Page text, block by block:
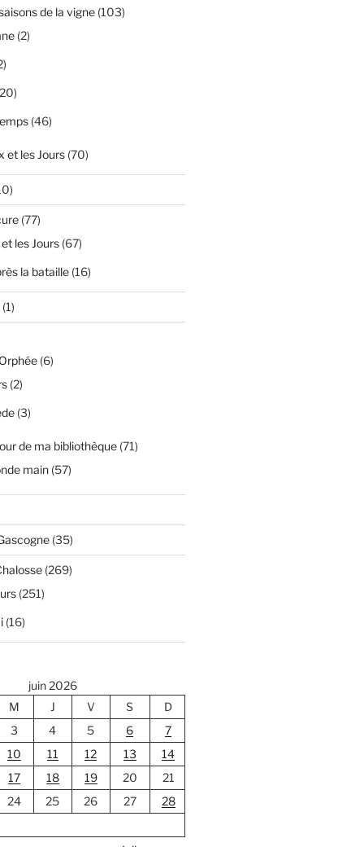
de la vigne(103)
(2)
(46)
et les Jours(70)
(77)
les Jours(67)
la bataille(16)
(1)
(6)
(2)
(3)
de ma bibliothèque(71)
main(57)
(35)
(269)
(251)
(16)
juin 2026
M J V S
D
3 4 5 6
7
10 11 12 13
14
17 18 19 20
21
24 25 26 27
28